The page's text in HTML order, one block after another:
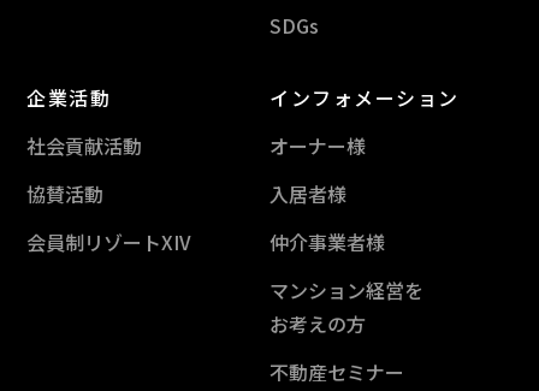
SDGs
企業活動
社会貢献活動
協賛活動
会員制リゾートXIV
インフォメーション
オーナー様
入居者様
仲介事業者様
マンション経営を
お考えの方
不動産セミナー